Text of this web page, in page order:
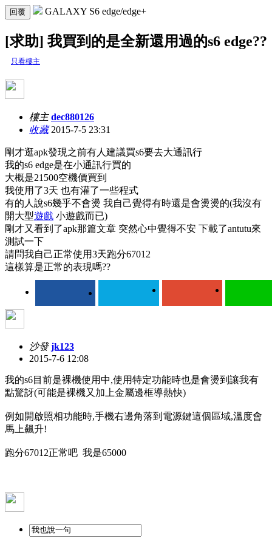
回覆 GALAXY S6 edge/edge+
[求助] 我買到的是全新還用過的s6 edge??
只看樓主
樓主 dec880126
收藏2015-7-5 23:31
剛才逛apk發現之前有人建議買s6要去大通訊行
我的s6 edge是在小通訊行買的
大概是21500空機價買到
我使用了3天 也有灌了一些程式
有的人說s6幾乎不會燙 我自己覺得有時還是會燙燙的(我沒有
開大型遊戲 小遊戲而已)
剛才又看到了apk那篇文章 突然心中覺得不安 下載了antutu來
測試一下
請問我自己正常使用3天跑分67012
這樣算是正常的表現嗎??
沙發 jk123
2015-7-6 12:08
我的s6目前是裸機使用中,使用特定功能時也是會燙到讓我有
點驚訝(可能是裸機又加上金屬邊框導熱快)
例如開啟照相功能時,手機右邊角落到電源鍵這個區域,溫度會
馬上飆升!
跑分67012正常吧 我是65000